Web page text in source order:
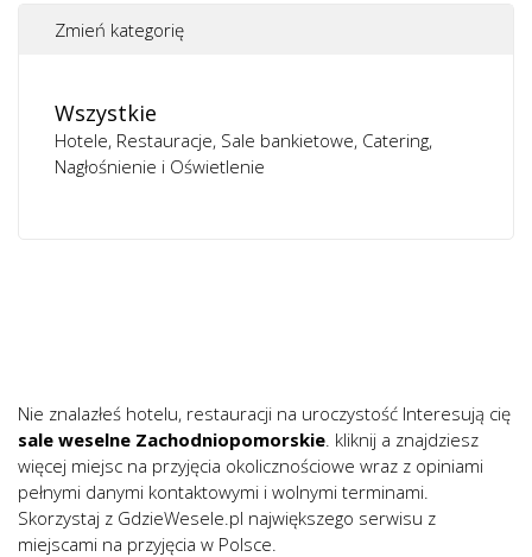
Zmień kategorię
Wszystkie
Hotele Restauracje Sale bankietowe Catering
Nagłośnienie i Oświetlenie
Nie znalazłeś hotelu, restauracji na uroczystość Interesują cię
sale weselne Zachodniopomorskie . kliknij a znajdziesz
więcej miejsc na przyjęcia okolicznościowe wraz z opiniami
pełnymi danymi kontaktowymi i wolnymi terminami.
Skorzystaj z GdzieWesele.pl największego serwisu z
miejscami na przyjęcia w Polsce.